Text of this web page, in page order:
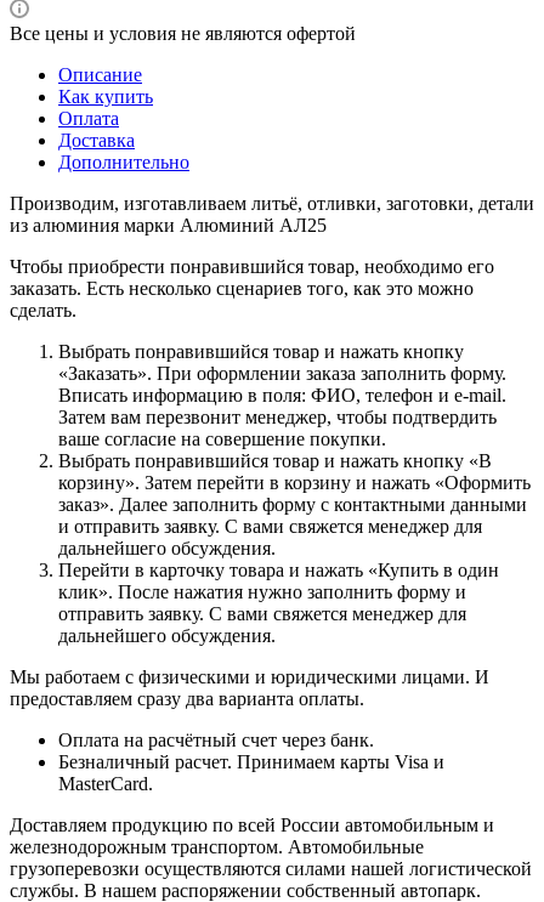
Все цены и условия не являются офертой
Описание
Как купить
Оплата
Доставка
Дополнительно
Производим, изготавливаем литьё, отливки, заготовки, детали
из алюминия марки Алюминий АЛ25
Чтобы приобрести понравившийся товар, необходимо его
заказать. Есть несколько сценариев того, как это можно
сделать.
Выбрать понравившийся товар и нажать кнопку
«Заказать». При оформлении заказа заполнить форму.
Вписать информацию в поля: ФИО, телефон и e-mail.
Затем вам перезвонит менеджер, чтобы подтвердить
ваше согласие на совершение покупки.
Выбрать понравившийся товар и нажать кнопку «В
корзину». Затем перейти в корзину и нажать «Оформить
заказ». Далее заполнить форму с контактными данными
и отправить заявку. С вами свяжется менеджер для
дальнейшего обсуждения.
Перейти в карточку товара и нажать «Купить в один
клик». После нажатия нужно заполнить форму и
отправить заявку. С вами свяжется менеджер для
дальнейшего обсуждения.
Мы работаем с физическими и юридическими лицами. И
предоставляем сразу два варианта оплаты.
Оплата на расчётный счет через банк.
Безналичный расчет. Принимаем карты Visa и
MasterCard.
Доставляем продукцию по всей России автомобильным и
железнодорожным транспортом. Автомобильные
грузоперевозки осуществляются силами нашей логистической
службы. В нашем распоряжении собственный автопарк.